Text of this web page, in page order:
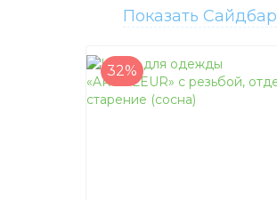
Показать Сайдбар
32%